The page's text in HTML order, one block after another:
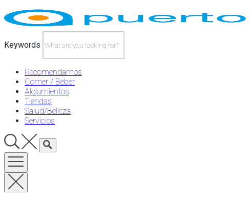
Skip
to
content
Keywords
Recomendamos
Comer / Beber
Alojamientos
Tiendas
Salud/Belleza
Servicios